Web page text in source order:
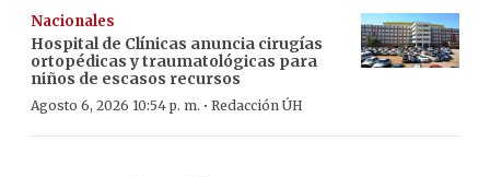
Nacionales
Hospital de Clínicas anuncia cirugías
ortopédicas y traumatológicas para
niños de escasos recursos
Agosto 6, 2026 10:54 p. m. · Redacción ÚH